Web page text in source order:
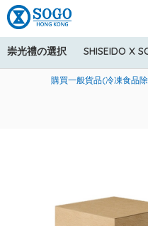
崇光禮の選択 SHISEIDO X
美國運通Explorer®信用卡
購買一般貨品(冷凍食品
寄送中國內地服務只適用於